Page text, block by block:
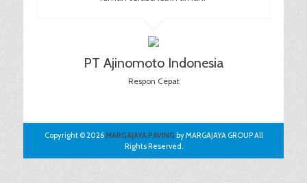
PT Ajinomoto Indonesia
Respon Cepat
Copyright © 2026MARGAJAYA PAVING by MARGAJAYA GROUP All
Rights Reserved.